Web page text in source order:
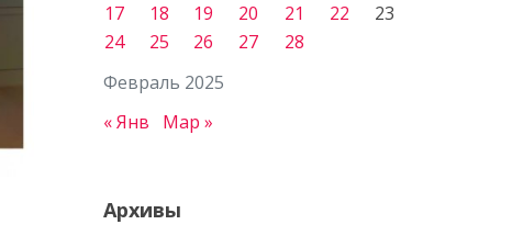
Февраль 2025
17
18 19 20 21 22
23
24
25 26 27 28
« Янв Мар »
Архивы